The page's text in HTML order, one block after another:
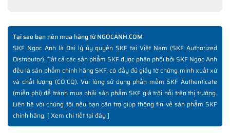
Tại sao bạn nên mua hàng từ NGOCANH.COM
SKF Ngọc Anh là Đại lý ủy quyền SKF tại Việt Nam (SKF Authorized
Distributor). Tất cả các sản phẩm SKF được phân phối bởi SKF Ngọc Anh
đều là sản phẩm chính hãng SKF, có đầy đủ giấy tờ chứng minh xuất xứ
và chất lượng (CO,CQ). Vui lòng sử dụng phần mềm SKF Authenticate
(miễn phí) để tránh mua phải sản phẩm SKF giả trôi nổi trên thị trường.
Liên hệ với chúng tôi nếu bạn cần trợ giúp thông tin về sản phẩm SKF
chính hãng. [Xem chi tiết tại đây]